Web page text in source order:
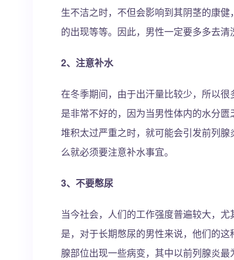
生不洁之时，不但会影响到其阴茎的康
的出现等等。因此，男性一定要多多去清
2、注意补水
在冬季期间，由于出汗量比较少，所以
是非常不好的，因为当男性体内的水分
堆积太过严重之时，就可能会引发前列
么就必须要注意补水事宜。
3、不要憋尿
当今社会，人们的工作强度普遍较大，
是，对于长期憋尿的男性来说，他们的
腺部位出现一些病变，其中以前列腺炎最